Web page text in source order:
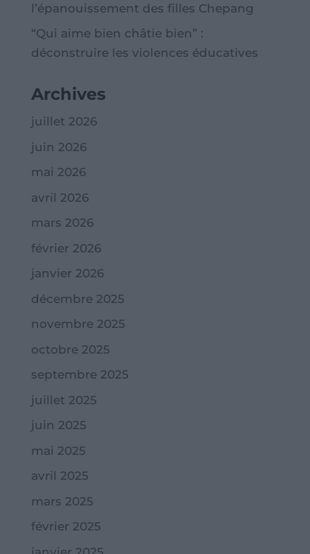
l’épanouissement des filles Chepang
“Qui aime bien châtie bien” :
déconstruire les violences éducatives
Archives
juillet 2026
juin 2026
mai 2026
avril 2026
mars 2026
février 2026
janvier 2026
décembre 2025
novembre 2025
octobre 2025
septembre 2025
juillet 2025
juin 2025
mai 2025
avril 2025
mars 2025
février 2025